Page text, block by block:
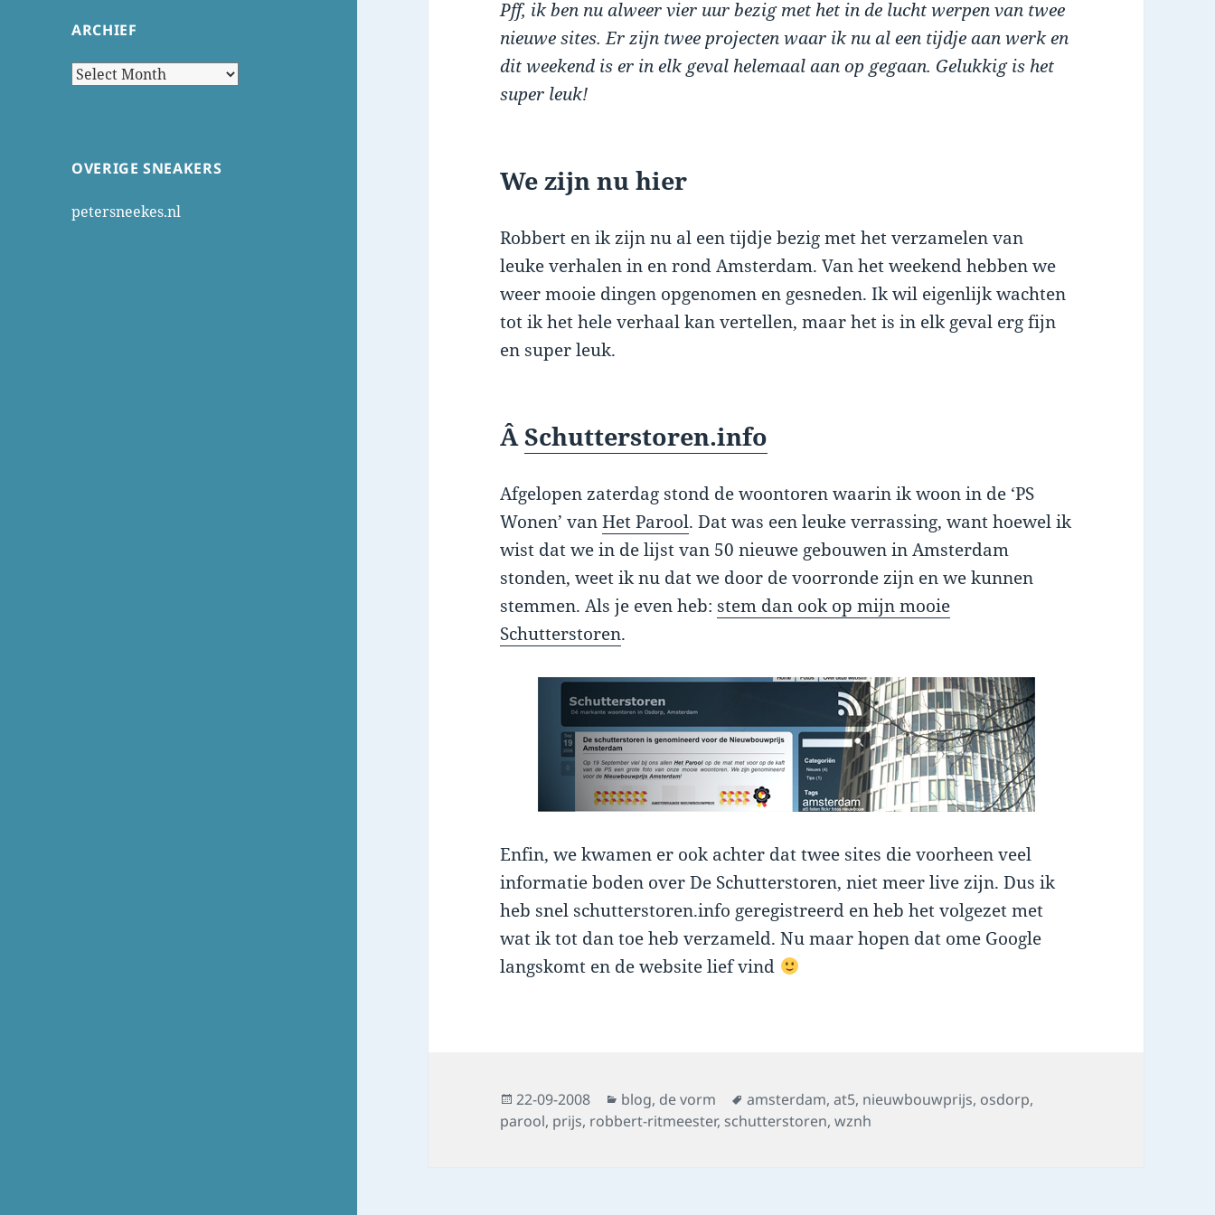
ARCHIEF
Archief
OVERIGE SNEAKERS
petersneekes.nl
Pff, ik ben nu alweer vier uur bezig met het in de lucht werpen van twee
nieuwe sites. Er zijn twee projecten waar ik nu al een tijdje aan werk en
dit weekend is er in elk geval helemaal aan op gegaan. Gelukkig is het
super leuk!
We zijn nu hier
Robbert en ik zijn nu al een tijdje bezig met het verzamelen van
leuke verhalen in en rond Amsterdam. Van het weekend hebben we
weer mooie dingen opgenomen en gesneden. Ik wil eigenlijk wachten
tot ik het hele verhaal kan vertellen, maar het is in elk geval erg fijn
en super leuk.
ÂSchutterstoren.info
Afgelopen zaterdag stond de woontoren waarin ik woon in de ‘PS
Wonen’ vanHet Parool. Dat was een leuke verrassing, want hoewel ik
wist dat we in de lijst van 50 nieuwe gebouwen in Amsterdam
stonden, weet ik nu dat we door de voorronde zijn en we kunnen
stemmen. Als je even heb: stem dan ook op mijn mooie
Schutterstoren.
Enfin, we kwamen er ook achter dat twee sites die voorheen veel
informatie boden over De Schutterstoren, niet meer live zijn. Dus ik
heb snel schutterstoren.info geregistreerd en heb het volgezet met
wat ik tot dan toe heb verzameld. Nu maar hopen dat ome Google
langskomt en de website lief vind
Posted
on
22-09-2008 Categories
blog, de vorm Tags
amsterdam,at5, nieuwbouwprijs, osdorp,
parool, prijs, robbert-ritmeester, schutterstoren,wznh